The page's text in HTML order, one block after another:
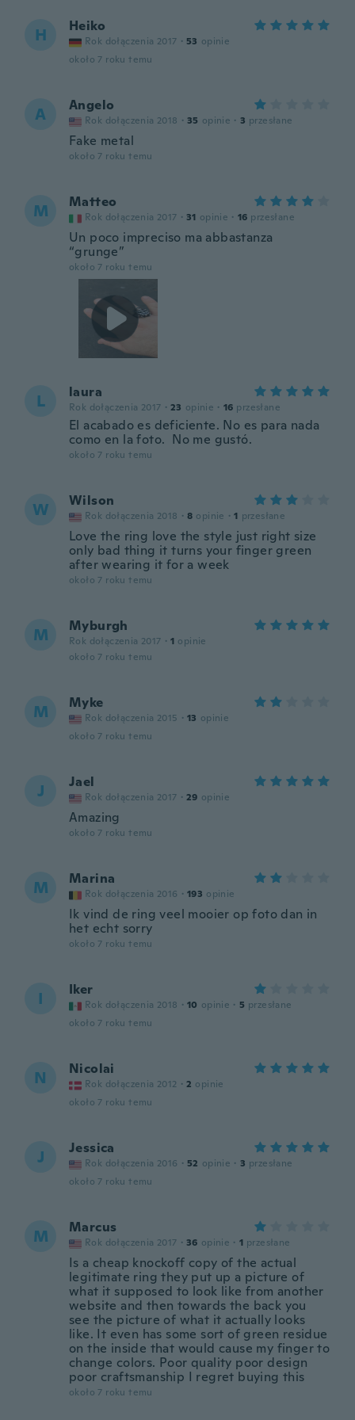
H Heiko
Rok dołączenia 2017 · 53 opinie
około 7 roku temu
A Angelo
Rok dołączenia 2018 · 35 opinie · 3 przesłane
Fake metal
około 7 roku temu
M Matteo
Rok dołączenia 2017 · 31 opinie · 16 przesłane
Un poco impreciso ma abbastanza
“grunge”
około 7 roku temu
L laura
Rok dołączenia 2017 · 23 opinie · 16 przesłane
El acabado es deficiente. No es para nada
como en la foto. No me gustó.
około 7 roku temu
W Wilson
Rok dołączenia 2018 · 8 opinie · 1 przesłane
Love the ring love the style just right size
only bad thing it turns your finger green
after wearing it for a week
około 7 roku temu
M Myburgh
Rok dołączenia 2017 · 1 opinie
około 7 roku temu
M Myke
Rok dołączenia 2015 · 13 opinie
około 7 roku temu
J Jael
Rok dołączenia 2017 · 29 opinie
Amazing
około 7 roku temu
M Marina
Rok dołączenia 2016 · 193 opinie
Ik vind de ring veel mooier op foto dan in
het echt sorry
około 7 roku temu
I Iker
Rok dołączenia 2018 · 10 opinie · 5 przesłane
około 7 roku temu
N Nicolai
Rok dołączenia 2012 · 2 opinie
około 7 roku temu
J Jessica
Rok dołączenia 2016 · 52 opinie · 3 przesłane
około 7 roku temu
M Marcus
Rok dołączenia 2017 · 36 opinie · 1 przesłane
Is a cheap knockoff copy of the actual
legitimate ring they put up a picture of
what it supposed to look like from another
website and then towards the back you
see the picture of what it actually looks
like. It even has some sort of green residue
on the inside that would cause my finger to
change colors. Poor quality poor design
poor craftsmanship I regret buying this
około 7 roku temu